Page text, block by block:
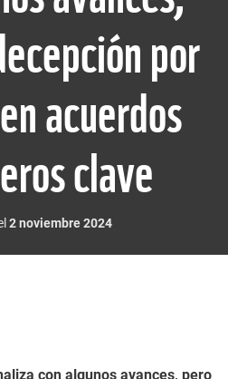
por
acuerdos
clave
2 noviembre 2024
con algunos avances, pero